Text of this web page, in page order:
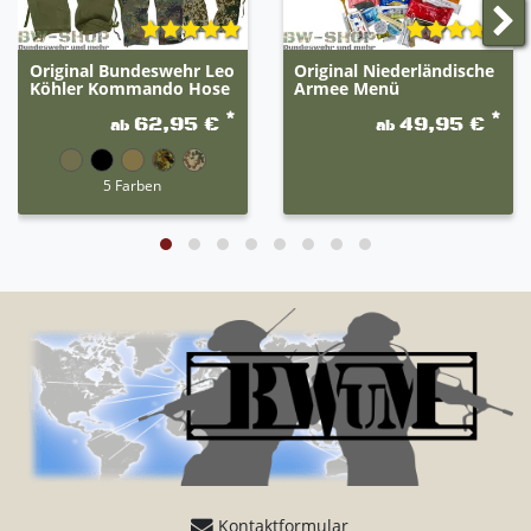
Nettogewicht: 90g
Energie: 442 kcal
Fett: 22g
Kohlenhydrate: 50g
Eiweiß: 9g
Salz: 1g
Erbsenprotein, Salz, Verdickungsmittel (Carrageen,
(Lecithin)), Apfel (10%), Zucker, Jodsalz, Zimt. Kann
Spuren enthalten von: FISCH, MILCH, SOJA,
SCHALENFRÜCHTE, SELLERIE, KREBSTIEREN, EI,
SULFITEN und SENF.
3F - Mittelmeer Frühstück Shakshuka
Original Bundeswehr Leo
Köhler Kommando Hose
ab 62,95 € *
5 Farben
Original Niederländische
Armee Menü
ab 49,95 € *
Kontaktformular